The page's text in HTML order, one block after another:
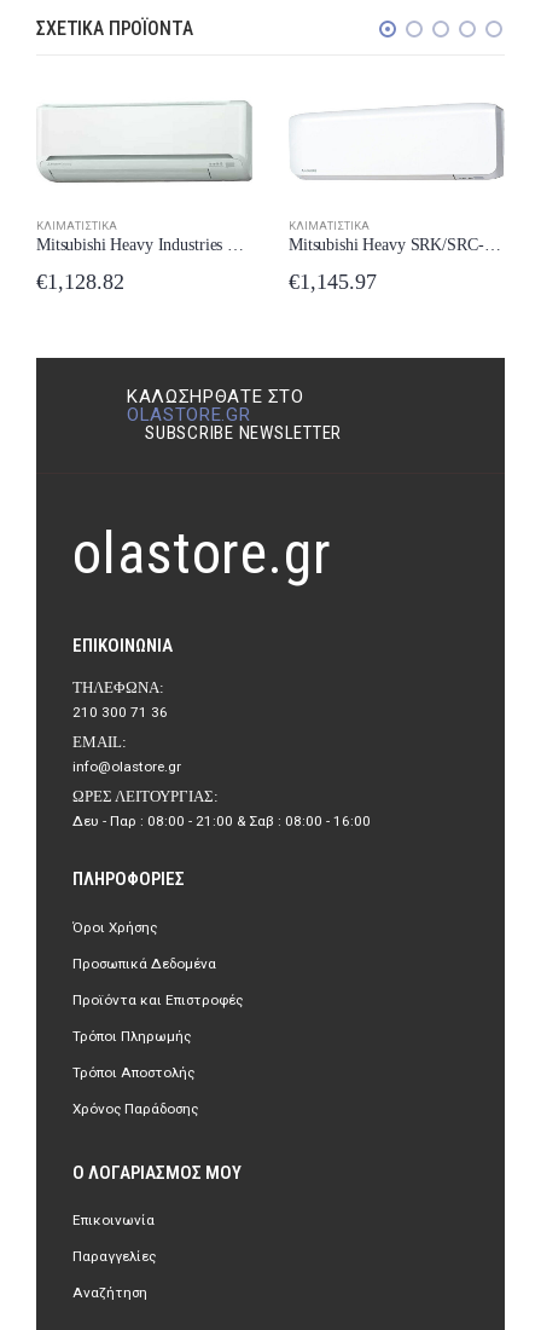
ΣΧΕΤΙΚΆ ΠΡΟΪΌΝΤΑ
ΚΛΙΜΑΤΙΣΤΙΚΆ
Mitsubishi Heavy Industries SRK/SRC-35ZM-S Κλιματιστικό Inverter 12000 BTU A++/A+ New Model 2024
€1,128.82
ΚΛΙΜΑΤΙΣΤΙΚΆ
Mitsubishi Heavy SRK/SRC-25ZS-WF Κλιματιστικό 9000 BTU New Model 2024
€1,145.97
ΚΑΛΩΣΉΡΘΑΤΕ ΣΤΟ
OLASTORE.GR
SUBSCRIBE NEWSLETTER
olastore.gr
ΕΠΙΚΟΙΝΩΝΊΑ
ΤΗΛΈΦΩΝΑ:
210 300 71 36
EMAIL:
info@olastore.gr
ΏΡΕΣ ΛΕΙΤΟΥΡΓΊΑΣ:
Δευ - Παρ : 08:00 - 21:00 & Σαβ : 08:00 - 16:00
ΠΛΗΡΟΦΟΡΊΕΣ
Όροι Χρήσης
Προσωπικά Δεδομένα
Προϊόντα και Επιστροφές
Τρόποι Πληρωμής
Τρόποι Αποστολής
Χρόνος Παράδοσης
Ο ΛΟΓΑΡΙΑΣΜΌΣ ΜΟΥ
Επικοινωνία
Παραγγελίες
Αναζήτηση